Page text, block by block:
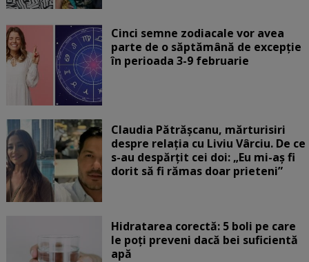
Cinci semne zodiacale vor avea
parte de o săptămână de excepție
în perioada 3-9 februarie
Claudia Pătrășcanu, mărturisiri
despre relația cu Liviu Vârciu. De ce
s-au despărțit cei doi: „Eu mi-aș fi
dorit să fi rămas doar prieteni”
Hidratarea corectă: 5 boli pe care
le poți preveni dacă bei suficientă
apă